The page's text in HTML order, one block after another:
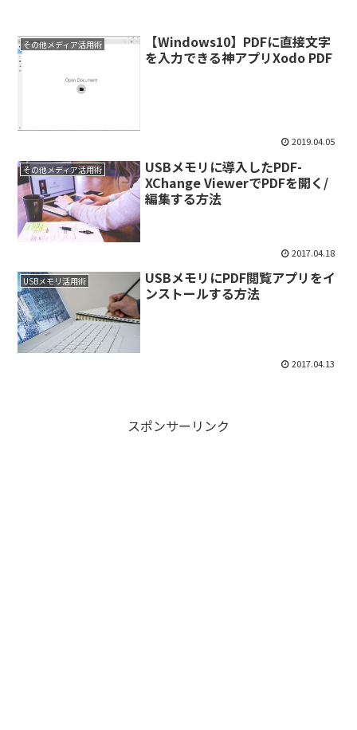
その他メディア活用術
【Windows10】PDFに直接文字
を入力できる神アプリXodo PDF
2019.04.05
その他メディア活用術
USBメモリに導入したPDF-
XChange ViewerでPDFを開く/
編集する方法
2017.04.18
USBメモリ活用術
USBメモリにPDF閲覧アプリをイ
ンストールする方法
2017.04.13
スポンサーリンク